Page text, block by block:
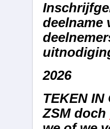
deelname
2026
TEKEN IN
ZSM doch